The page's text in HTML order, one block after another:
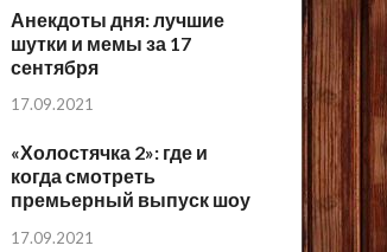
Анекдоты дня: лучшие
шутки и мемы за 17
сентября
17.09.2021
«Холостячка 2»: где и
когда смотреть
премьерный выпуск шоу
17.09.2021